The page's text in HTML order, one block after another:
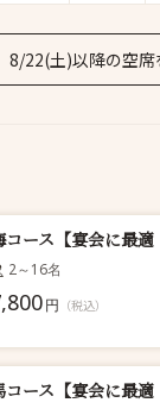
8/22(土)以降の空席
コース【宴会に最適
2～16名
円 （税込）
コース【宴会に最適